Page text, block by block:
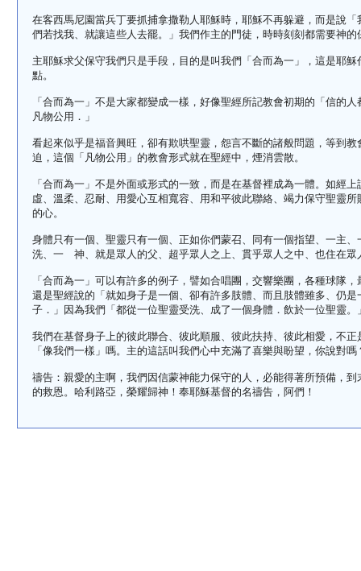
在客西馬尼園當兵丁要抓捕拿撒勒人耶穌時，耶穌不再躲避，而是說「
們若找我、就讓這些人去罷。」我們作主的門徒，時時刻刻都需要神的
主耶穌求父保守我們只是手段，目的是叫我們「合而為一」，這是耶穌
點。
「合而為一」不是大家都變成一樣，好像聖經所記教會初期的「信的人
凡物公用．」
看起來似乎是福音興旺，卻有欺哄聖靈，怨言不斷的諸般問題，等到教
迫，這個「凡物公用」的教會形式就在聖經中，煙消雲散。
「合而為一」不是外面或形式的一致，而是在基督裡成為一體。如經上
虛、溫柔、忍耐、用愛心互相寬容、用和平彼此聯絡、竭力保守聖靈所
的心。
身體只有一個、聖靈只有一個、正如你們蒙召、同有一個指望、一主、
洗、一 神、就是眾人的父、超乎眾人之上、貫乎眾人之中、也住在眾
「合而為一」可以有許多的例子，譬如合唱團，交響樂團，各種球隊，
還是聖經說的「就如身子是一個、卻有許多肢體、而且肢體雖多、仍是
子．」因為我們「都從一位聖靈受洗、成了一個身體．飲於一位聖靈。
我們在基督身子上的彼此聯合、彼此順服、彼此扶持、彼此相愛，不正
「像我們一樣」嗎。主的這話叫我們心中充滿了喜樂與盼望，你說對嗎
禱告：親愛的主啊，我們因信蒙神能力保守的人，必能得著所預備，到
的救恩。哈利路亞，榮耀歸神！奉耶穌基督的名禱告，阿們！